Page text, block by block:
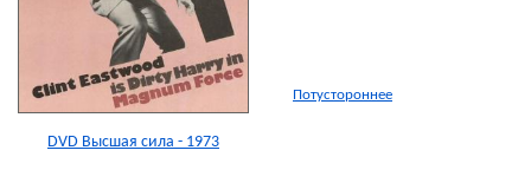
DVD Высшая сила - 1973
Потустороннее